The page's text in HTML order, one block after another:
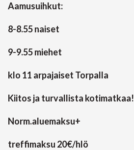
Aamusuihkut:
8-8.55 naiset
9-9.55 miehet
klo 11 arpajaiset Torpalla
Kiitos ja turvallista kotimatkaa!
Norm.aluemaksu+
treffimaksu 20€/hlö